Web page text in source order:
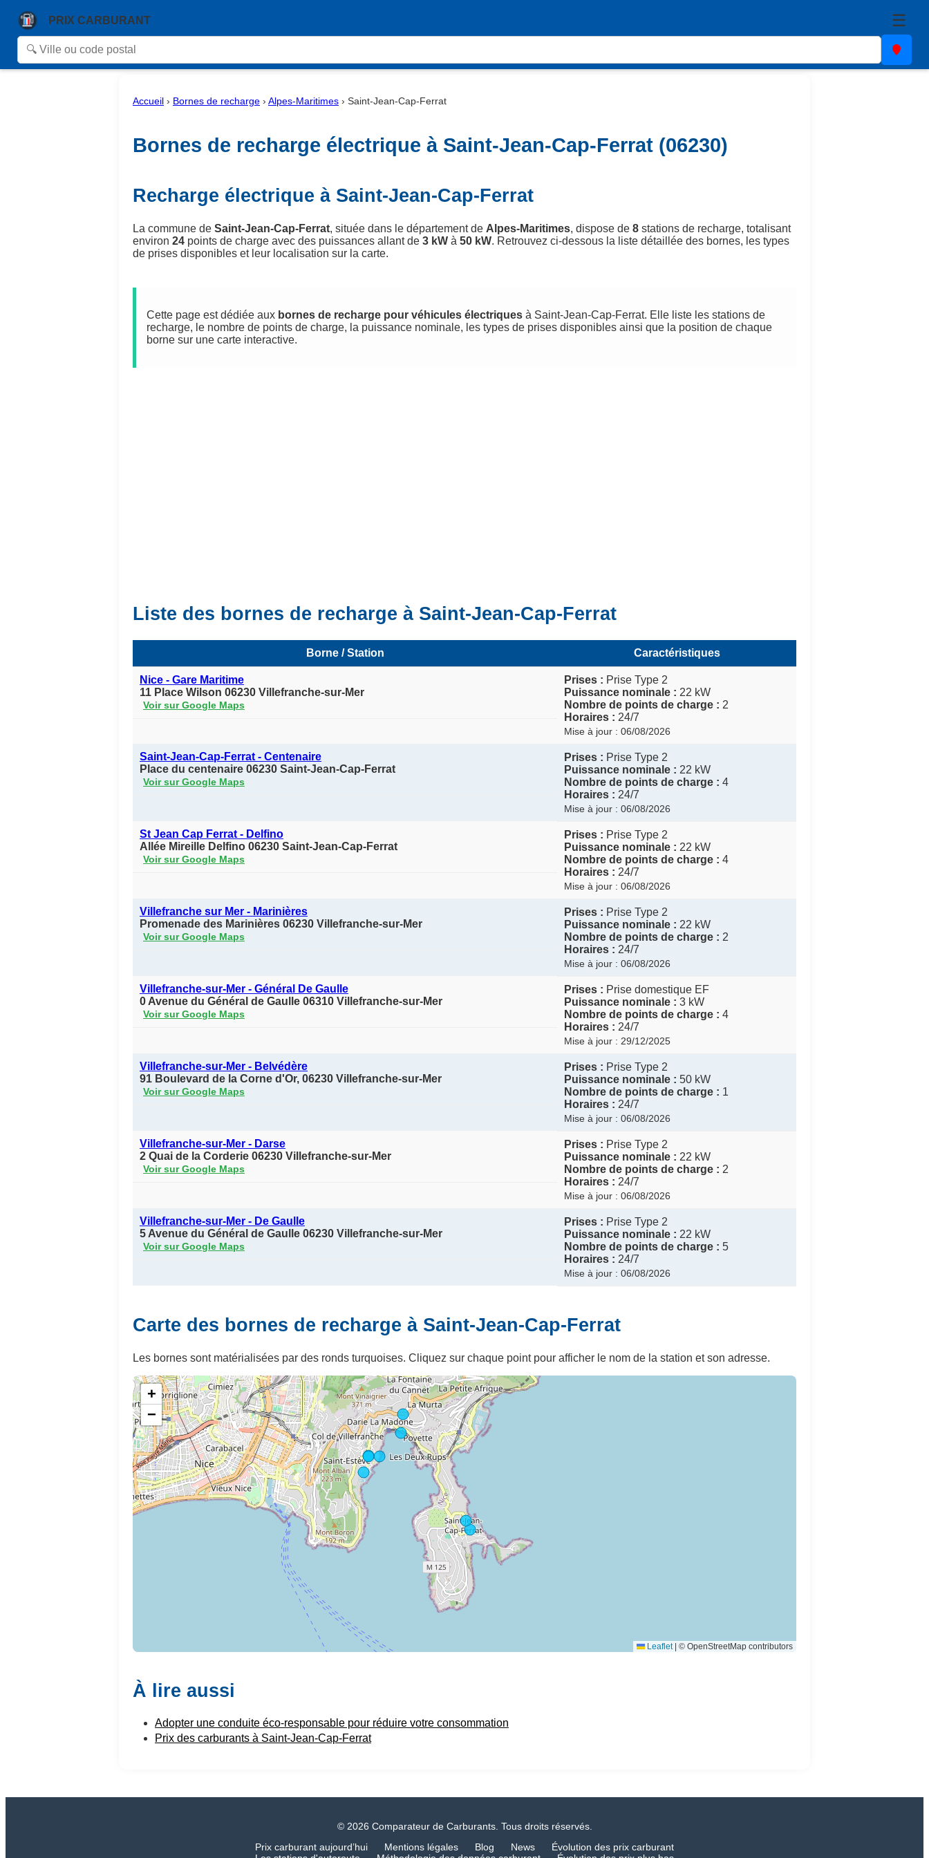
PRIX CARBURANT ☰
Accueil › Bornes de recharge › Alpes-Maritimes › Saint-Jean-Cap-Ferrat
Bornes de recharge électrique à Saint-Jean-Cap-Ferrat (06230)
Recharge électrique à Saint-Jean-Cap-Ferrat
La commune de Saint-Jean-Cap-Ferrat, située dans le département de Alpes-Maritimes, dispose de 8 stations de recharge, totalisant
environ 24 points de charge avec des puissances allant de 3 kW à 50 kW. Retrouvez ci-dessous la liste détaillée des bornes, les types
de prises disponibles et leur localisation sur la carte.
Cette page est dédiée aux bornes de recharge pour véhicules électriques à Saint-Jean-Cap-Ferrat. Elle liste les stations de
recharge, le nombre de points de charge, la puissance nominale, les types de prises disponibles ainsi que la position de chaque
borne sur une carte interactive.
Liste des bornes de recharge à Saint-Jean-Cap-Ferrat
Borne / Station Caractéristiques
Nice - Gare Maritime
11 Place Wilson 06230 Villefranche-sur-Mer
Voir sur Google Maps
Prises : Prise Type 2
Puissance nominale : 22 kW
Nombre de points de charge : 2
Horaires : 24/7
Mise à jour : 06/08/2026
Saint-Jean-Cap-Ferrat - Centenaire
Place du centenaire 06230 Saint-Jean-Cap-Ferrat
Voir sur Google Maps
Prises : Prise Type 2
Puissance nominale : 22 kW
Nombre de points de charge : 4
Horaires : 24/7
Mise à jour : 06/08/2026
St Jean Cap Ferrat - Delfino
Allée Mireille Delfino 06230 Saint-Jean-Cap-Ferrat
Voir sur Google Maps
Prises : Prise Type 2
Puissance nominale : 22 kW
Nombre de points de charge : 4
Horaires : 24/7
Mise à jour : 06/08/2026
Villefranche sur Mer - Marinières
Promenade des Marinières 06230 Villefranche-sur-Mer
Voir sur Google Maps
Prises : Prise Type 2
Puissance nominale : 22 kW
Nombre de points de charge : 2
Horaires : 24/7
Mise à jour : 06/08/2026
Villefranche-sur-Mer - Général De Gaulle
0 Avenue du Général de Gaulle 06310 Villefranche-sur-Mer
Voir sur Google Maps
Prises : Prise domestique EF
Puissance nominale : 3 kW
Nombre de points de charge : 4
Horaires : 24/7
Mise à jour : 29/12/2025
Villefranche-sur-Mer - Belvédère
91 Boulevard de la Corne d'Or, 06230 Villefranche-sur-Mer
Voir sur Google Maps
Prises : Prise Type 2
Puissance nominale : 50 kW
Nombre de points de charge : 1
Horaires : 24/7
Mise à jour : 06/08/2026
Villefranche-sur-Mer - Darse
2 Quai de la Corderie 06230 Villefranche-sur-Mer
Voir sur Google Maps
Prises : Prise Type 2
Puissance nominale : 22 kW
Nombre de points de charge : 2
Horaires : 24/7
Mise à jour : 06/08/2026
Villefranche-sur-Mer - De Gaulle
5 Avenue du Général de Gaulle 06230 Villefranche-sur-Mer
Voir sur Google Maps
Prises : Prise Type 2
Puissance nominale : 22 kW
Nombre de points de charge : 5
Horaires : 24/7
Mise à jour : 06/08/2026
Carte des bornes de recharge à Saint-Jean-Cap-Ferrat
Les bornes sont matérialisées par des ronds turquoises. Cliquez sur chaque point pour afficher le nom de la station et son adresse.
+
−
Leaflet | © OpenStreetMap contributors
À lire aussi
Adopter une conduite éco-responsable pour réduire votre consommation
Prix des carburants à Saint-Jean-Cap-Ferrat
© 2026 Comparateur de Carburants. Tous droits réservés.
Prix carburant aujourd’hui
Mentions légales Blog News
Évolution des prix carburant